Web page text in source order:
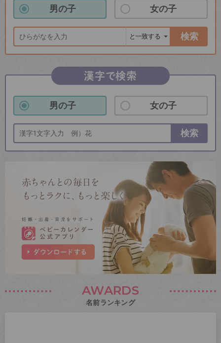
男の子 女の子
検索
漢字で検索
男の子 女の子
検索
AWARDS
名前ランキング